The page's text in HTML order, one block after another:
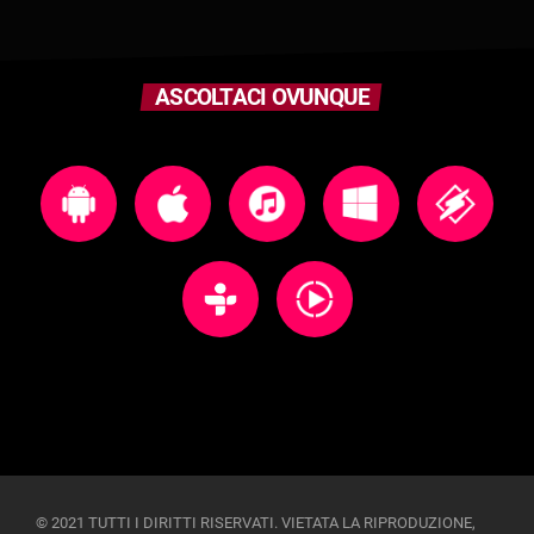
ASCOLTACI OVUNQUE
© 2021 TUTTI I DIRITTI RISERVATI. VIETATA LA RIPRODUZIONE,